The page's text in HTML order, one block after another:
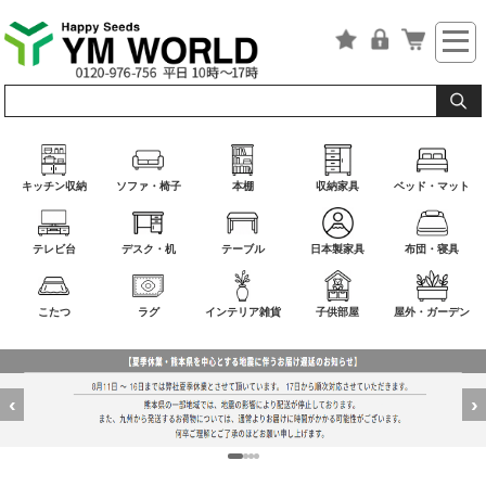
キッチン収納 ソファ・椅子 本棚 収納家具 ベッド・マット
テレビ台 デスク・机 テーブル 日本製家具 布団・寝具
こたつ ラグ インテリア雑貨 子供部屋 屋外・ガーデン
‹ ›